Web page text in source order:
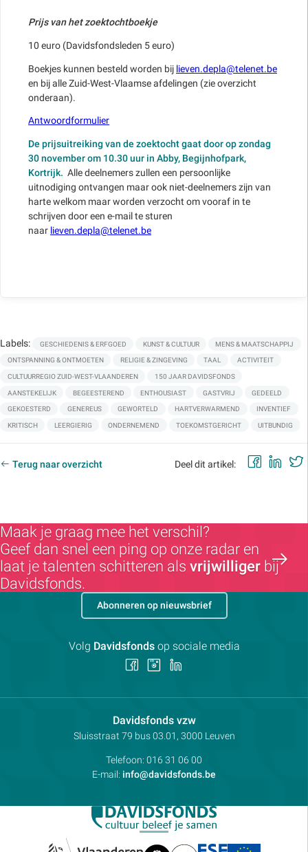
Prijs van het zoektochtboekje
10 euro (Davidsfondsleden 5 euro)
Boekjes kunnen besteld worden bij lieven.depla@telenet.be
en bij alle Zuid-West-Vlaamse afdelingen (zie overzicht
onderaan).
Antwoordformulier
De prijsuitreiking van de zoektocht gaat door op zondag
30 november om 10.30 uur in Abby, Begijnhofpark,
Kortrijk. Alle deelnemers zullen een persoonlijke
uitnodiging ontvangen maar ook niet-deelnemers zijn van
harte welkom maar worden verzocht om vooraf in te
schrijven door een e-mail te sturen
naar lieven.depla@telenet.be
Labels: GESCHIEDENIS & ERFGOED KUNST & CULTUUR MENS & MAATSCHAPPIJ
ONTSPANNING & ONTMOETEN RELIGIE & ZINGEVING TAAL ACTIVITEIT
CULTUURREGIO ZUID-WEST-VLAANDEREN 150 JAAR DAVIDSFONDS
AANSTEKELIJK BEGEESTEREND ENTHOUSIAST GASTVRIJ GEDEELD
GEKOESTERD GENEREUS GEWORTELD HARTVERWARMEND INVENTIEF
KRITISCH LEERGIERIG ONDERNEMEND TOEKOMSTGERICHT UITBUNDIG
Terug naar overzicht Deel dit artikel:
Maak je graag mee het verschil?
Geef dan snel een ping op onze radar en
laat je talenten schitteren als vrijwilliger bij
Davidsfonds.
Davidsfonds vzwContactpersoon:
Adres:
Sluisstraat 79 bus 03.01, 3000 Leuven
Telefoon: 016 31 06 00
E-mail: info@davidsfonds.be
Abonneren op nieuwsbrief
Volg Davidsfondsop sociale media
Volg Volg